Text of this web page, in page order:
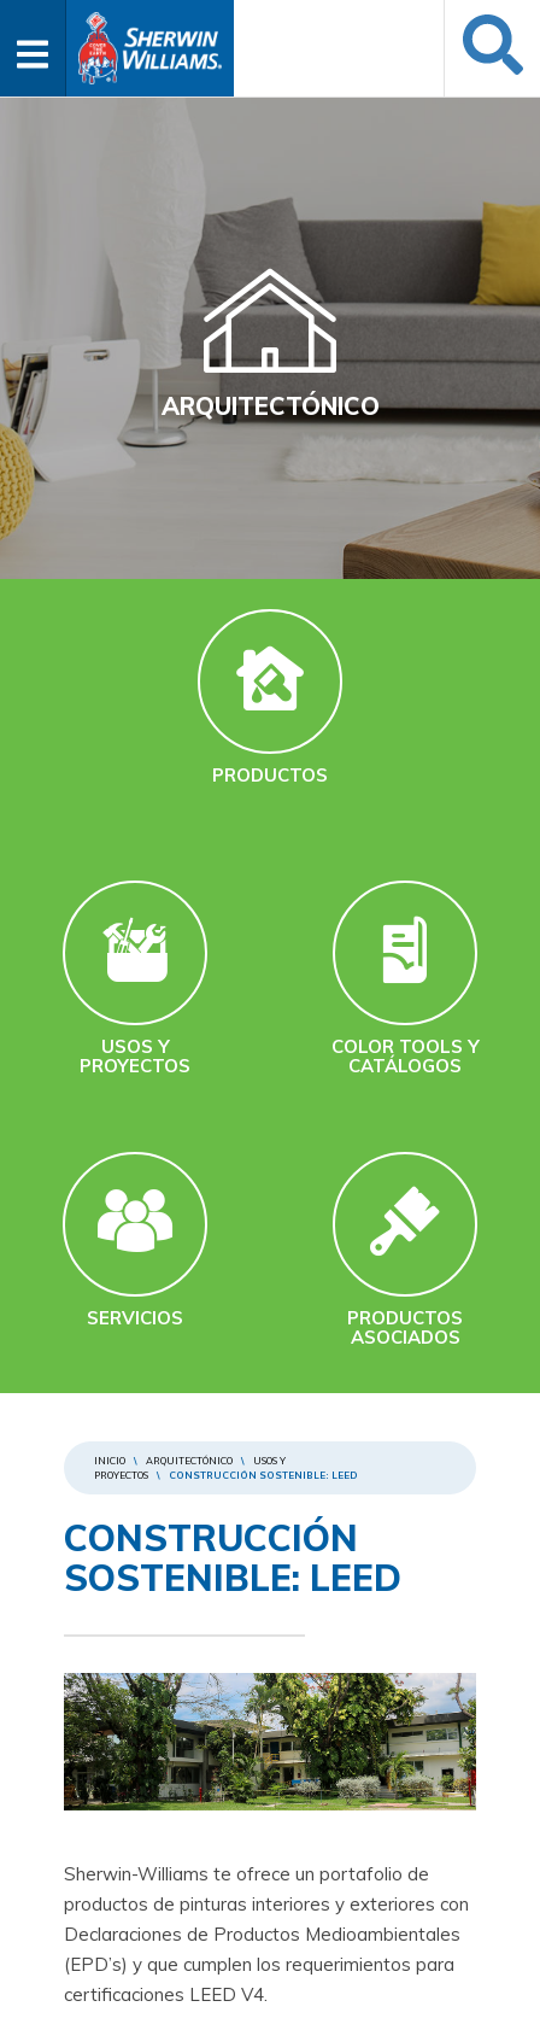
ARQUITECTÓNICO
PRODUCTOS
USOS Y
PROYECTOS
COLOR TOOLS Y
CATÁLOGOS
SERVICIOS
PRODUCTOS
ASOCIADOS
INICIO \ ARQUITECTÓNICO \
USOS Y
PROYECTOS
\ CONSTRUCCIÓN SOSTENIBLE: LEED
CONSTRUCCIÓN
SOSTENIBLE: LEED
Sherwin-Williams te ofrece un portafolio de
productos de pinturas interiores y exteriores con
Declaraciones de Productos Medioambientales
(EPD’s) y que cumplen los requerimientos para
certificaciones LEED V4.